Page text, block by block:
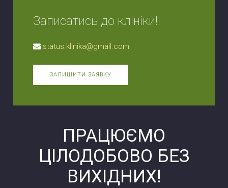
Записатись до клініки!!
status.klinika@gmail.com
ЗАЛИШИТИ ЗАЯВКУ
ПРАЦЮЄМО
ЦІЛОДОБОВО БЕЗ
ВИХІДНИХ!